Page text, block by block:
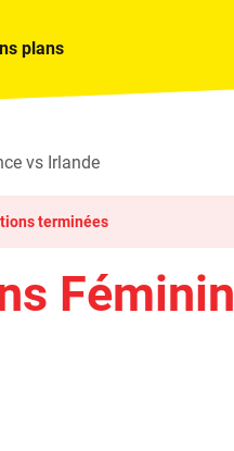
plans
vs Irlande
terminées
Féminin